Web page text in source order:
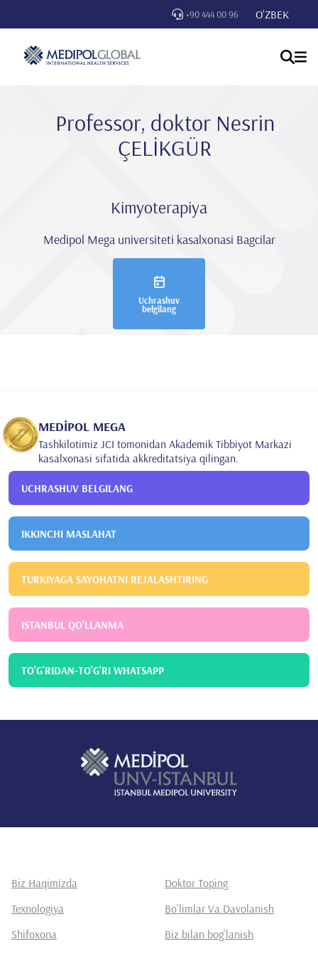
+90 444 00 96 O'ZBEK
Professor, doktor Nesri̇n
ÇELİKGÜR
Kimyoterapiya
Medipol Mega universiteti kasalxonasi Bagcilar
Uchrashuv
belgilang
MEDİPOL MEGA
Tashkilotimiz JCI tomonidan Akademik Tibbiyot Markazi
kasalxonasi sifatida akkreditatsiya qilingan.
UCHRASHUV BELGILANG
IKKINCHI MASLAHAT
TURKIYAGA SAYOHATNI REJALASHTIRING
ISTANBUL QO'LLANMA
TO'G'RIDAN-TO'G'RI WHATSAPP
Biz Haqimizda
Doktor Toping
Texnologiya
Bo'limlar Va Davolanish
Shifoxona
Biz bilan bog'lanish